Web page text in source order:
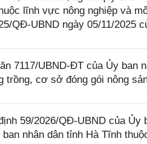
lĩnh vực nông nghiệp và
QĐ-UBND ngày 05/11/2025
7117/UBND-ĐT của Ủy ban
trồng, cơ sở đóng gói nông
59/2026/QĐ-UBND của Ủy
ban nhân dân tỉnh Hà Tĩnh